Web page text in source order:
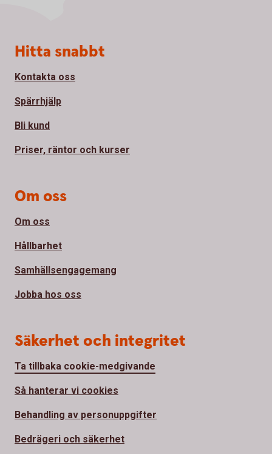
Sidfot
Hitta snabbt
Kontakta oss
Spärrhjälp
Bli kund
Priser, räntor och kurser
Om oss
Om oss
Hållbarhet
Samhällsengagemang
Jobba hos oss
Säkerhet och integritet
Ta tillbaka cookie-medgivande
Så hanterar vi cookies
Behandling av personuppgifter
Bedrägeri och säkerhet